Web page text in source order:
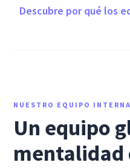
Descubre por qué los
NUESTRO EQUIPO
Un equipo
mentalidad